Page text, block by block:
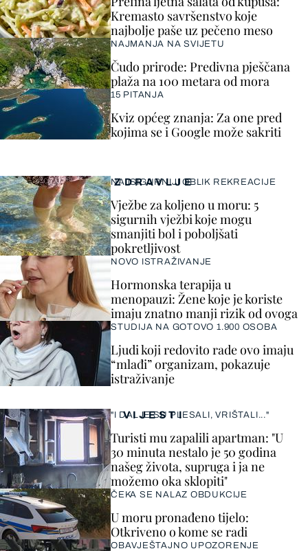
VIJESTI
"I DALJE SU PLESALI, VRIŠTALI..."
Turisti mu zapalili apartman: "U
30 minuta nestalo je 50 godina
našeg života, supruga i ja ne
možemo oka sklopiti"
ČEKA SE NALAZ OBDUKCIJE
U moru pronađeno tijelo:
Otkriveno o kome se radi
OBAVJEŠTAJNO UPOZORENJE
ZDRAVLJE
NAJSIGURNIJI OBLIK REKREACIJE
Vježbe za koljeno u moru: 5
sigurnih vježbi koje mogu
smanjiti bol i poboljšati
pokretljivost
NOVO ISTRAŽIVANJE
Hormonska terapija u
menopauzi: Žene koje je koriste
imaju znatno manji rizik od ovoga
STUDIJA NA GOTOVO 1.900 OSOBA
Ljudi koji redovito rade ovo imaju
“mlađi” organizam, pokazuje
istraživanje
Kremasto savršenstvo koje
najbolje paše uz pečeno meso
NAJMANJA NA SVIJETU
Čudo prirode: Predivna pješčana
plaža na 100 metara od mora
15 PITANJA
Kviz općeg znanja: Za one pred
kojima se i Google može sakriti